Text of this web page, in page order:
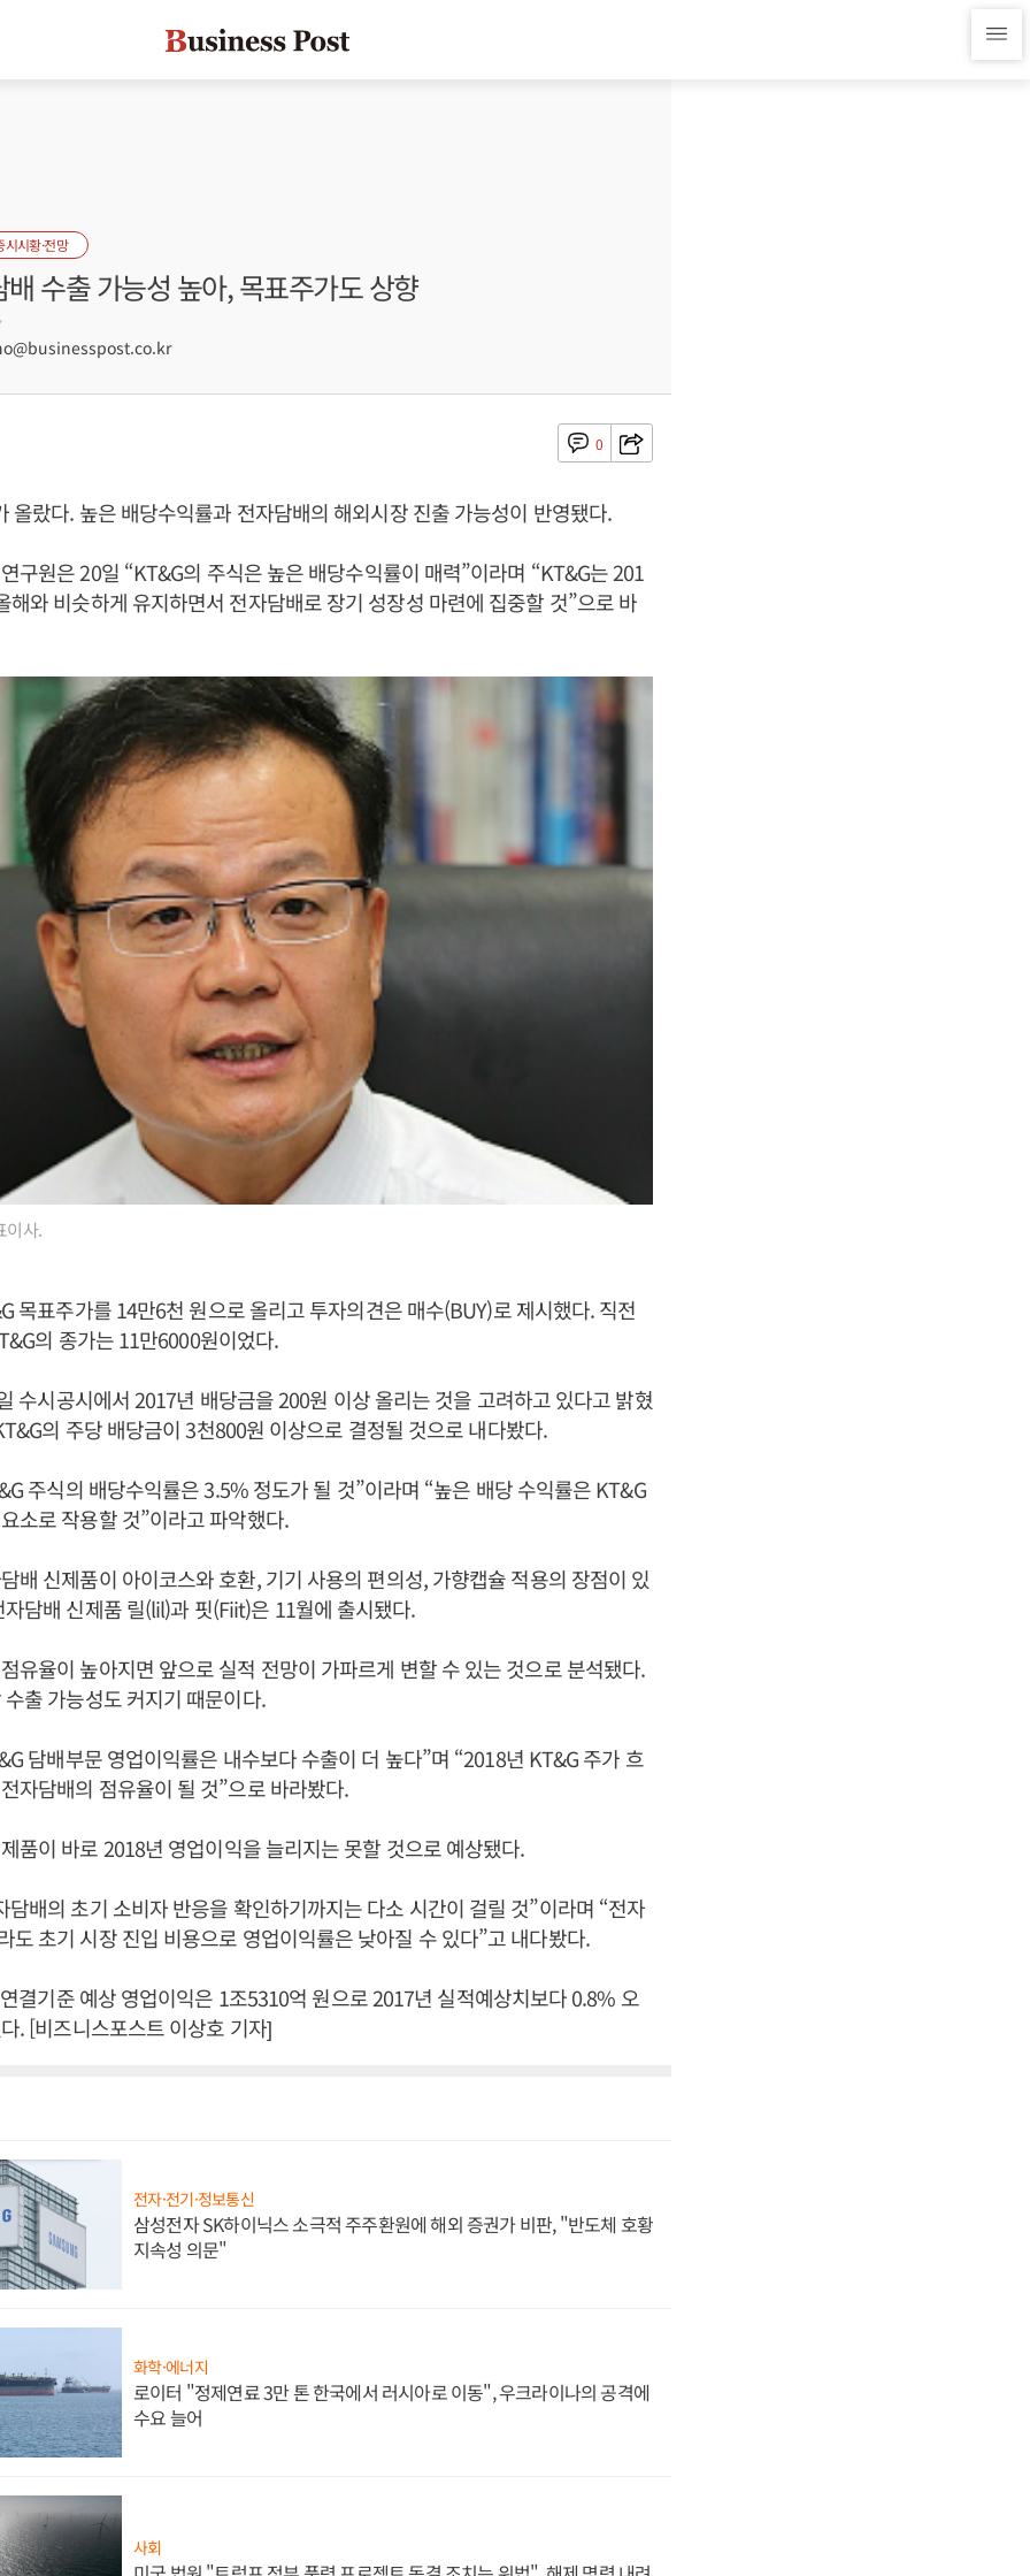
시시황·전망
수출 가능성 높아, 목표주가도 상향
0
올랐다. 높은 배당수익률과 전자담배의 해외시장 진출 가능성이 반영됐다.
구원은 20일 “KT&G의 주식은 높은 배당수익률이 매력”이라며 “KT&G는 201
해와 비슷하게 유지하면서 전자담배로 장기 성장성 마련에 집중할 것”으로 바
이사.
목표주가를 14만6천 원으로 올리고 투자의견은 매수(BUY)로 제시했다. 직전
의 종가는 11만6000원이었다.
수시공시에서 2017년 배당금을 200원 이상 올리는 것을 고려하고 있다고 밝혔
의 주당 배당금이 3천800원 이상으로 결정될 것으로 내다봤다.
주식의 배당수익률은 3.5% 정도가 될 것”이라며 “높은 배당 수익률은 KT&G
소로 작용할 것”이라고 파악했다.
배 신제품이 아이코스와 호환, 기기 사용의 편의성, 가향캡슐 적용의 장점이 있
담배 신제품 릴(lil)과 핏(Fiit)은 11월에 출시됐다.
유율이 높아지면 앞으로 실적 전망이 가파르게 변할 수 있는 것으로 분석됐다.
출 가능성도 커지기 때문이다.
담배부문 영업이익률은 내수보다 수출이 더 높다”며 “2018년 KT&G 주가 흐
자담배의 점유율이 될 것”으로 바라봤다.
품이 바로 2018년 영업이익을 늘리지는 못할 것으로 예상됐다.
담배의 초기 소비자 반응을 확인하기까지는 다소 시간이 걸릴 것”이라며 “전자
도 초기 시장 진입 비용으로 영업이익률은 낮아질 수 있다”고 내다봤다.
결기준 예상 영업이익은 1조5310억 원으로 2017년 실적예상치보다 0.8% 오
. [비즈니스포스트 이상호 기자]
전자·전기·정보통신
삼성전자 SK하이닉스 소극적 주주환원에 해외 증권가 비판, "반도체 호황
지속성 의문"
화학·에너지
로이터 "정제연료 3만 톤 한국에서 러시아로 이동", 우크라이나의 공격에
수요 늘어
사회